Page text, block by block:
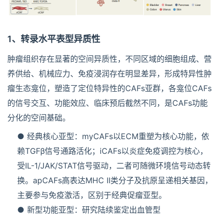
1、转录水平表型异质性
肿瘤组织存在显著的空间异质性，不同区域的细胞组成、营
养供给、机械应力、免疫浸润存在明显差异，形成特异性肿
瘤生态龛位，塑造了定位特异性的CAFs亚群，各龛位CAFs
的信号交互、功能效应、临床预后截然不同，是CAFs功能
分化的空间基础。
● 经典核心亚型：myCAFs以ECM重塑为核心功能，依
赖TGFβ信号通路活化；iCAFs以炎症免疫调控为核心，
受IL-1/JAK/STAT信号驱动，二者可随微环境信号动态转
换。apCAFs高表达MHC II类分子及抗原呈递相关基因，
主要参与免疫激活，区别于经典促瘤亚型。
● 新型功能亚型：研究陆续鉴定出血管型